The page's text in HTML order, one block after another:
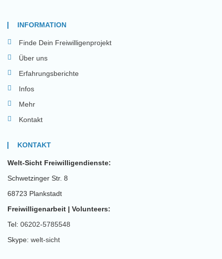
INFORMATION
Finde Dein Freiwilligenprojekt
Über uns
Erfahrungsberichte
Infos
Mehr
Kontakt
KONTAKT
Welt-Sicht Freiwilligendienste:
Schwetzinger Str. 8
68723 Plankstadt
Freiwilligenarbeit | Volunteers:
Tel: 06202-5785548
Skype: welt-sicht